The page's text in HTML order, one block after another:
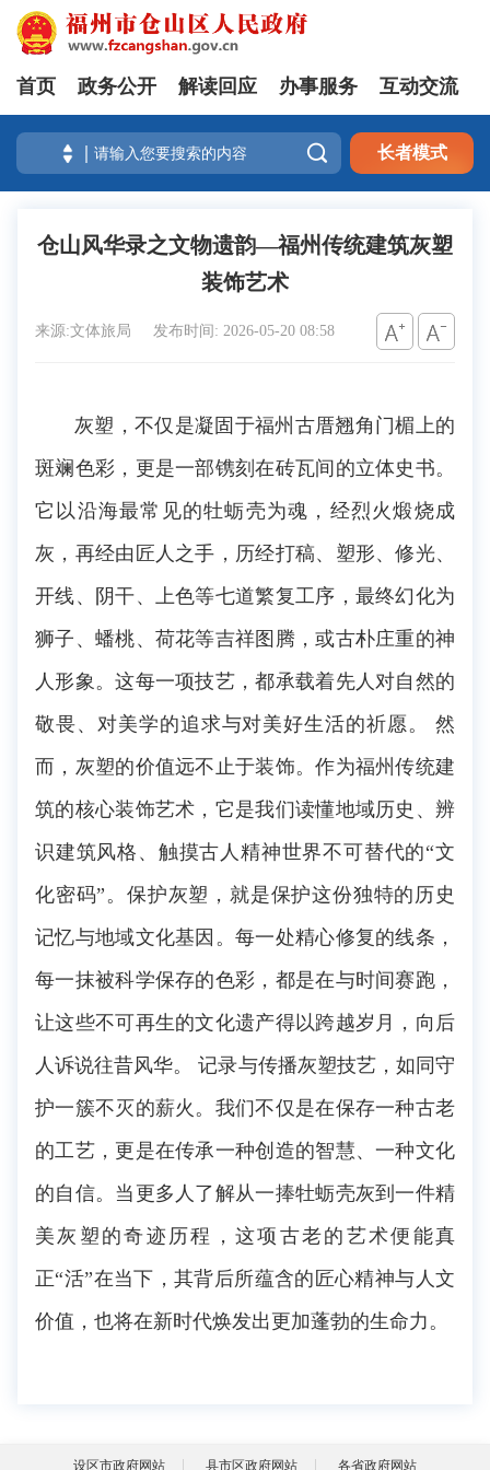
首页 政务公开 解读回应 办事服务 互动交流
 长者模式
仓山风华录之文物遗韵―福州传统建筑灰塑
装饰艺术
来源:文体旅局 发布时间: 2026-05-20 08:58
灰塑，不仅是凝固于福州古厝翘角门楣上的
斑斓色彩，更是一部镌刻在砖瓦间的立体史书。
它以沿海最常见的牡蛎壳为魂，经烈火煅烧成
灰，再经由匠人之手，历经打稿、塑形、修光、
开线、阴干、上色等七道繁复工序，最终幻化为
狮子、蟠桃、荷花等吉祥图腾，或古朴庄重的神
人形象。这每一项技艺，都承载着先人对自然的
敬畏、对美学的追求与对美好生活的祈愿。 然
而，灰塑的价值远不止于装饰。作为福州传统建
筑的核心装饰艺术，它是我们读懂地域历史、辨
识建筑风格、触摸古人精神世界不可替代的“文
化密码”。保护灰塑，就是保护这份独特的历史
记忆与地域文化基因。每一处精心修复的线条，
每一抹被科学保存的色彩，都是在与时间赛跑，
让这些不可再生的文化遗产得以跨越岁月，向后
人诉说往昔风华。 记录与传播灰塑技艺，如同守
护一簇不灭的薪火。我们不仅是在保存一种古老
的工艺，更是在传承一种创造的智慧、一种文化
的自信。当更多人了解从一捧牡蛎壳灰到一件精
美灰塑的奇迹历程，这项古老的艺术便能真
正“活”在当下，其背后所蕴含的匠心精神与人文
价值，也将在新时代焕发出更加蓬勃的生命力。
设区市政府网站 县市区政府网站 各省政府网站